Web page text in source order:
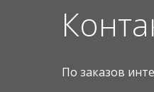
По заказов